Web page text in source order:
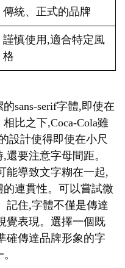
傳統、正式的品牌
謹慎使用,適合特定風
格
sans-serif字體,即使在
比之下,Coca-Cola雖
設計使得即使在小尺
要注意字母間距。
能導致文字糊在一起,
連貫性。可以嘗試微
記住,字體不僅是傳達
覺表現。選擇一個既
確傳達品牌形象的字